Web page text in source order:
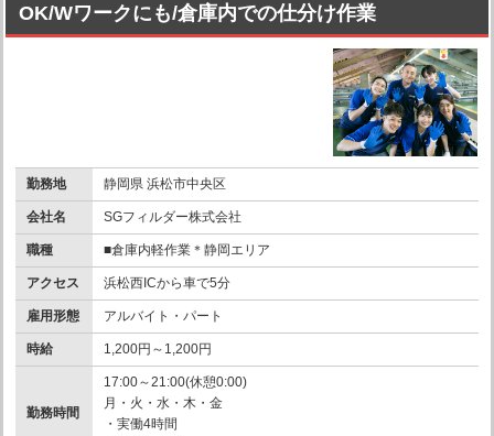
OK/Wワークにも/倉庫内での仕分け作業
勤務地 静岡県 浜松市中央区
会社名 SGフィルダー株式会社
職種 ■倉庫内軽作業＊静岡エリア
アクセス 浜松西ICから車で5分
雇用形態 アルバイト・パート
時給 1,200円～1,200円
勤務時間
17:00～21:00(休憩0:00)
月・火・水・木・金
・実働4時間